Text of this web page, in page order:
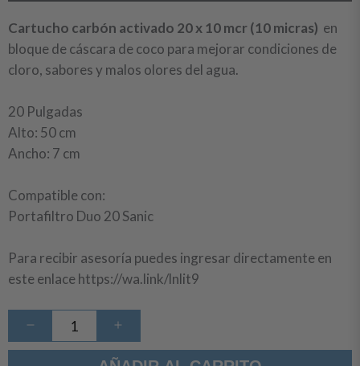
Cartucho carbón activado 20 x 10 mcr (10 micras) en
bloque de cáscara de coco para mejorar condiciones de
cloro, sabores y malos olores del agua.
20 Pulgadas
Alto: 50 cm
Ancho: 7 cm
Compatible con:
Portafiltro Duo 20 Sanic
Para recibir asesoría puedes ingresar directamente en
este enlacehttps://wa.link/lnlit9
Cartucho
Carbón
Activado